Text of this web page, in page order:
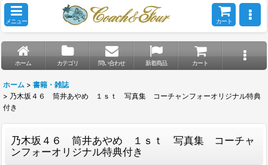
メニュー カート
ホーム カテゴリ 問い合わせ 新着商品 カート
ホーム > 書籍・雑誌
> 乃木坂４６ 筒井あやめ １ｓｔ 写真集 コーチャンフォーオリジナル特典
付き
乃木坂４６ 筒井あやめ １ｓｔ 写真集 コーチャ
ンフォーオリジナル特典付き